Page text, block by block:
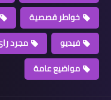
خواطر قصصية
فيديو
مجرد
مواضيع عامة